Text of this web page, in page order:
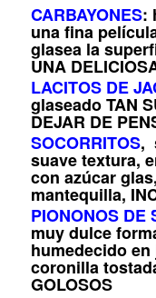
CARBAYONES:
una fina
glasea la
UNA
LACITOS DE
glaseado TAN
DEJAR DE
SOCORRITOS,
suave textura,
con azúcar
mantequilla,
PIONONOS DE
muy dulce
humedecido
coronilla
GOLOSOS